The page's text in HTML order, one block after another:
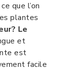
que l’on
plantes
Le
et
est
facile